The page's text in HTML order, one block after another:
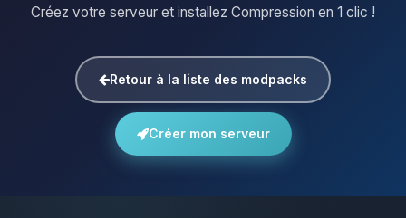
Créez votre serveur et installez Compression en 1 clic !
Retour à la liste des modpacks
Créer mon serveur